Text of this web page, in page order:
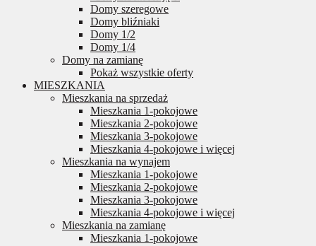
Domy szeregowe
Domy bliźniaki
Domy 1/2
Domy 1/4
Domy na zamianę
Pokaż wszystkie oferty
MIESZKANIA
Mieszkania na sprzedaż
Mieszkania 1-pokojowe
Mieszkania 2-pokojowe
Mieszkania 3-pokojowe
Mieszkania 4-pokojowe i więcej
Mieszkania na wynajem
Mieszkania 1-pokojowe
Mieszkania 2-pokojowe
Mieszkania 3-pokojowe
Mieszkania 4-pokojowe i więcej
Mieszkania na zamianę
Mieszkania 1-pokojowe